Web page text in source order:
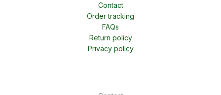
Contact
Order tracking
FAQs
Return policy
Privacy policy